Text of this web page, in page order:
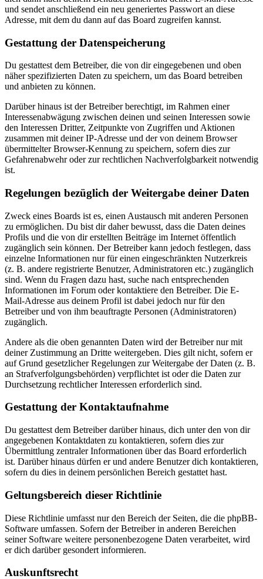
und sendet anschließend ein neu generiertes Passwort an diese
Adresse, mit dem du dann auf das Board zugreifen kannst.
Gestattung der Datenspeicherung
Du gestattest dem Betreiber, die von dir eingegebenen und oben
näher spezifizierten Daten zu speichern, um das Board betreiben
und anbieten zu können.
Darüber hinaus ist der Betreiber berechtigt, im Rahmen einer
Interessenabwägung zwischen deinen und seinen Interessen sowie
den Interessen Dritter, Zeitpunkte von Zugriffen und Aktionen
zusammen mit deiner IP-Adresse und der von deinem Browser
übermittelter Browser-Kennung zu speichern, sofern dies zur
Gefahrenabwehr oder zur rechtlichen Nachverfolgbarkeit notwendig
ist.
Regelungen bezüglich der Weitergabe deiner Daten
Zweck eines Boards ist es, einen Austausch mit anderen Personen
zu ermöglichen. Du bist dir daher bewusst, dass die Daten deines
Profils und die von dir erstellten Beiträge im Internet öffentlich
zugänglich sein können. Der Betreiber kann jedoch festlegen, dass
einzelne Informationen nur für einen eingeschränkten Nutzerkreis
(z. B. andere registrierte Benutzer, Administratoren etc.) zugänglich
sind. Wenn du Fragen dazu hast, suche nach entsprechenden
Informationen im Forum oder kontaktiere den Betreiber. Die E-
Mail-Adresse aus deinem Profil ist dabei jedoch nur für den
Betreiber und von ihm beauftragte Personen (Administratoren)
zugänglich.
Andere als die oben genannten Daten wird der Betreiber nur mit
deiner Zustimmung an Dritte weitergeben. Dies gilt nicht, sofern er
auf Grund gesetzlicher Regelungen zur Weitergabe der Daten (z. B.
an Strafverfolgungsbehörden) verpflichtet ist oder die Daten zur
Durchsetzung rechtlicher Interessen erforderlich sind.
Gestattung der Kontaktaufnahme
Du gestattest dem Betreiber darüber hinaus, dich unter den von dir
angegebenen Kontaktdaten zu kontaktieren, sofern dies zur
Übermittlung zentraler Informationen über das Board erforderlich
ist. Darüber hinaus dürfen er und andere Benutzer dich kontaktieren,
sofern du dies in deinem persönlichen Bereich gestattet hast.
Geltungsbereich dieser Richtlinie
Diese Richtlinie umfasst nur den Bereich der Seiten, die die phpBB-
Software umfassen. Sofern der Betreiber in anderen Bereichen
seiner Software weitere personenbezogene Daten verarbeitet, wird
er dich darüber gesondert informieren.
Auskunftsrecht